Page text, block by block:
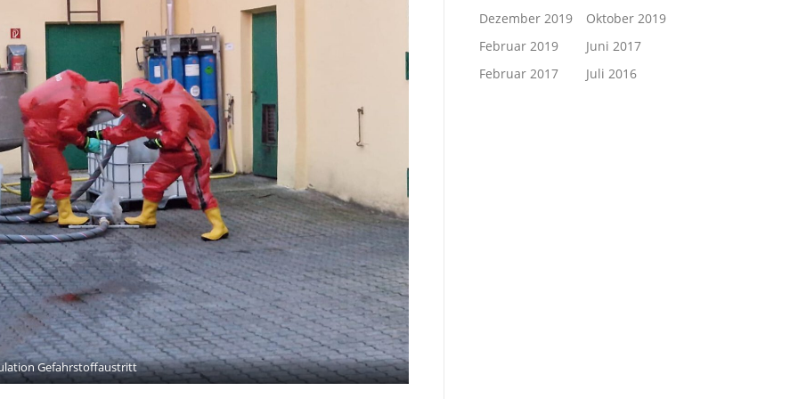
Gefahrstoffaustritt
Dezember 2019
Oktober 2019
Februar 2019
Juni 2017
Februar 2017
Juli 2016